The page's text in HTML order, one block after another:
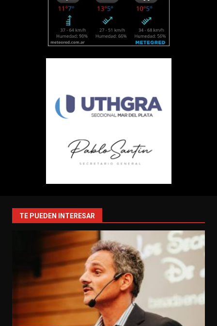
TE PUEDEN INTERESAR